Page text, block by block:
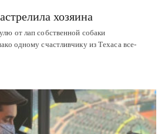
хозяина
от лап собственной собаки
одному счастливчику из Техаса все-